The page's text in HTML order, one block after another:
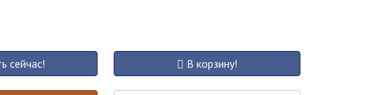
В корзину!
сейчас!